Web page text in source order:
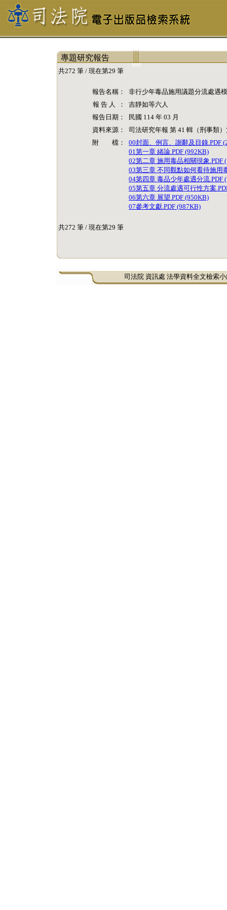
專題研究報告
共272 筆 / 現在第29 筆
報告名稱：
非行少年毒品施用議題分流處遇
報 告 人 ：
吉靜如等六人
報告日期：
民國 114 年 03 月
資料來源：
司法研究年報 第 41 輯（刑事類
附 檔：
00封面、例言、謝辭及目錄.PDF
01第一章 緒論.PDF (992KB)
02第二章 施用毒品相關現象.PDF
03第三章 不同觀點如何看待施用
04第四章 毒品少年處遇分流.PDF
05第五章 分流處遇可行性方案
06第六章 展望.PDF (950KB)
07參考文獻.PDF (987KB)
共272 筆 / 現在第29 筆
司法院 資訊處 法學資料全文檢索